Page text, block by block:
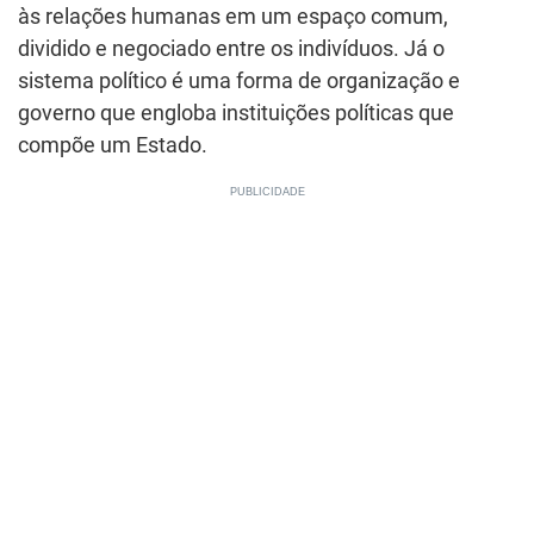
às relações humanas em um espaço comum,
dividido e negociado entre os indivíduos. Já o
sistema político é uma forma de organização e
governo que engloba instituições políticas que
compõe um Estado.